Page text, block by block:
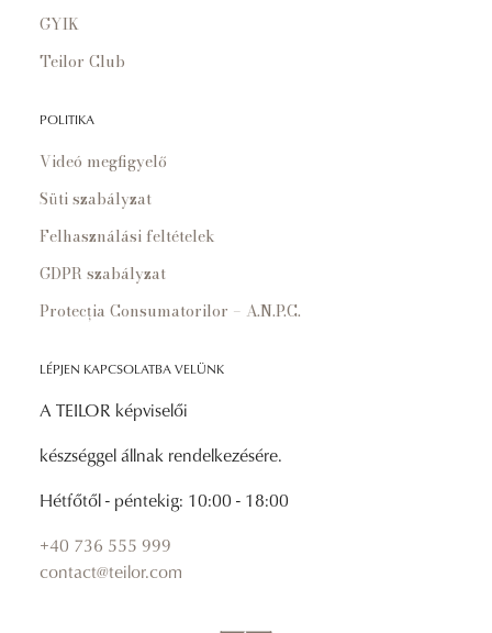
GYIK
Teilor Club
POLITIKA
Videó megfigyelő
Süti szabályzat
Felhasználási feltételek
GDPR szabályzat
Protecția Consumatorilor – A.N.P.C.
LÉPJEN KAPCSOLATBA VELÜNK
A TEILOR képviselői
készséggel állnak rendelkezésére.
Hétfőtől - péntekig: 10:00 - 18:00
+40 736 555 999
contact@teilor.com